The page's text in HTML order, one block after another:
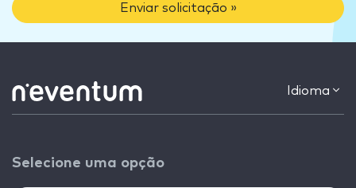
Enviar solicitação »
Idioma
Selecione uma opção